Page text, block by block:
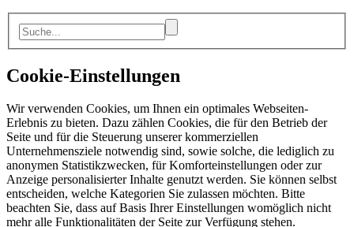
Cookie-Einstellungen
Wir verwenden Cookies, um Ihnen ein optimales Webseiten-
Erlebnis zu bieten. Dazu zählen Cookies, die für den Betrieb der
Seite und für die Steuerung unserer kommerziellen
Unternehmensziele notwendig sind, sowie solche, die lediglich zu
anonymen Statistikzwecken, für Komforteinstellungen oder zur
Anzeige personalisierter Inhalte genutzt werden. Sie können selbst
entscheiden, welche Kategorien Sie zulassen möchten. Bitte
beachten Sie, dass auf Basis Ihrer Einstellungen womöglich nicht
mehr alle Funktionalitäten der Seite zur Verfügung stehen.